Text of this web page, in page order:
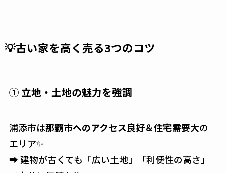
💡古い家を高く売る3つのコツ
① 立地・土地の魅力を強調
浦添市は那覇市へのアクセス良好＆住宅需要大の
エリア✨
➡ 建物が古くても「広い土地」「利便性の高さ」